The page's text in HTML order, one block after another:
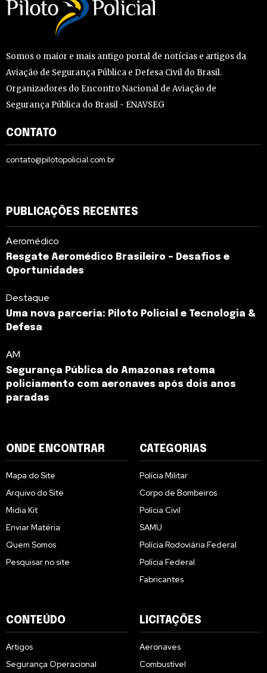
Somos o maior e mais antigo portal de notícias e artigos da
Aviação de Segurança Pública e Defesa Civil do Brasil.
Organizadores do Encontro Nacional de Aviação de
Segurança Pública do Brasil - ENAVSEG
CONTATO
contato@pilotopolicial.com.br
PUBLICAÇÕES RECENTES
Aeromédico
Resgate Aeromédico Brasileiro – Desafios e
Oportunidades
Destaque
Uma nova parceria: Piloto Policial e Tecnologia &
Defesa
AM
Segurança Pública do Amazonas retoma
policiamento com aeronaves após dois anos
paradas
ONDE ENCONTRAR
Mapa do Site
Arquivo do Site
Midia Kit
Enviar Matéria
Quem Somos
Pesquisar no site
CATEGORIAS
Polícia Militar
Corpo de Bombeiros
Polícia Civil
SAMU
Polícia Rodoviária Federal
Polícia Federal
Fabricantes
CONTEÚDO
Artigos
Segurança Operacional
LICITAÇÕES
Aeronaves
Combustível